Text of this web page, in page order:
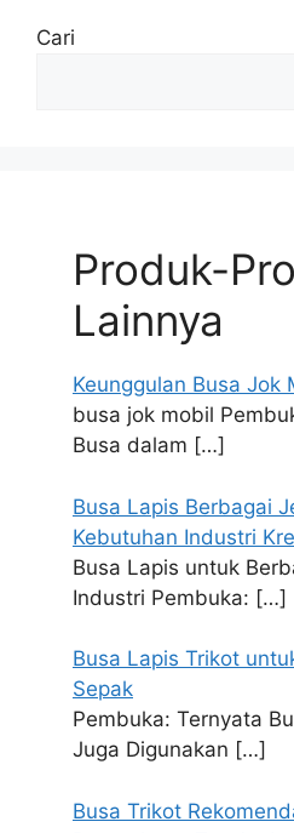
Cari
Produk-
Lainnya
Keunggulan Busa Jok
busa jok mobil
Busa dalam […]
Busa Lapis Berbagai
Kebutuhan Industri
Busa Lapis untuk
Industri Pembuka: […]
Busa Lapis Trikot
Sepak
Pembuka: Ternyata
Juga Digunakan […]
Busa Trikot